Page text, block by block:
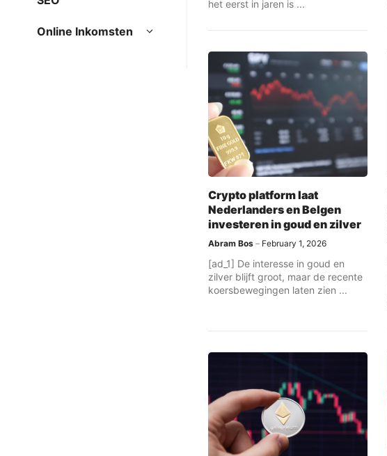
het eerst in jaren is ...
Crypto platform laat
Nederlanders en Belgen
investeren in goud en zilver
Abram Bos February 1, 2026
[ad_1] De interesse in goud en
zilver blijft groot, maar de recente
koersbewegingen laten zien ...
Online Inkomsten